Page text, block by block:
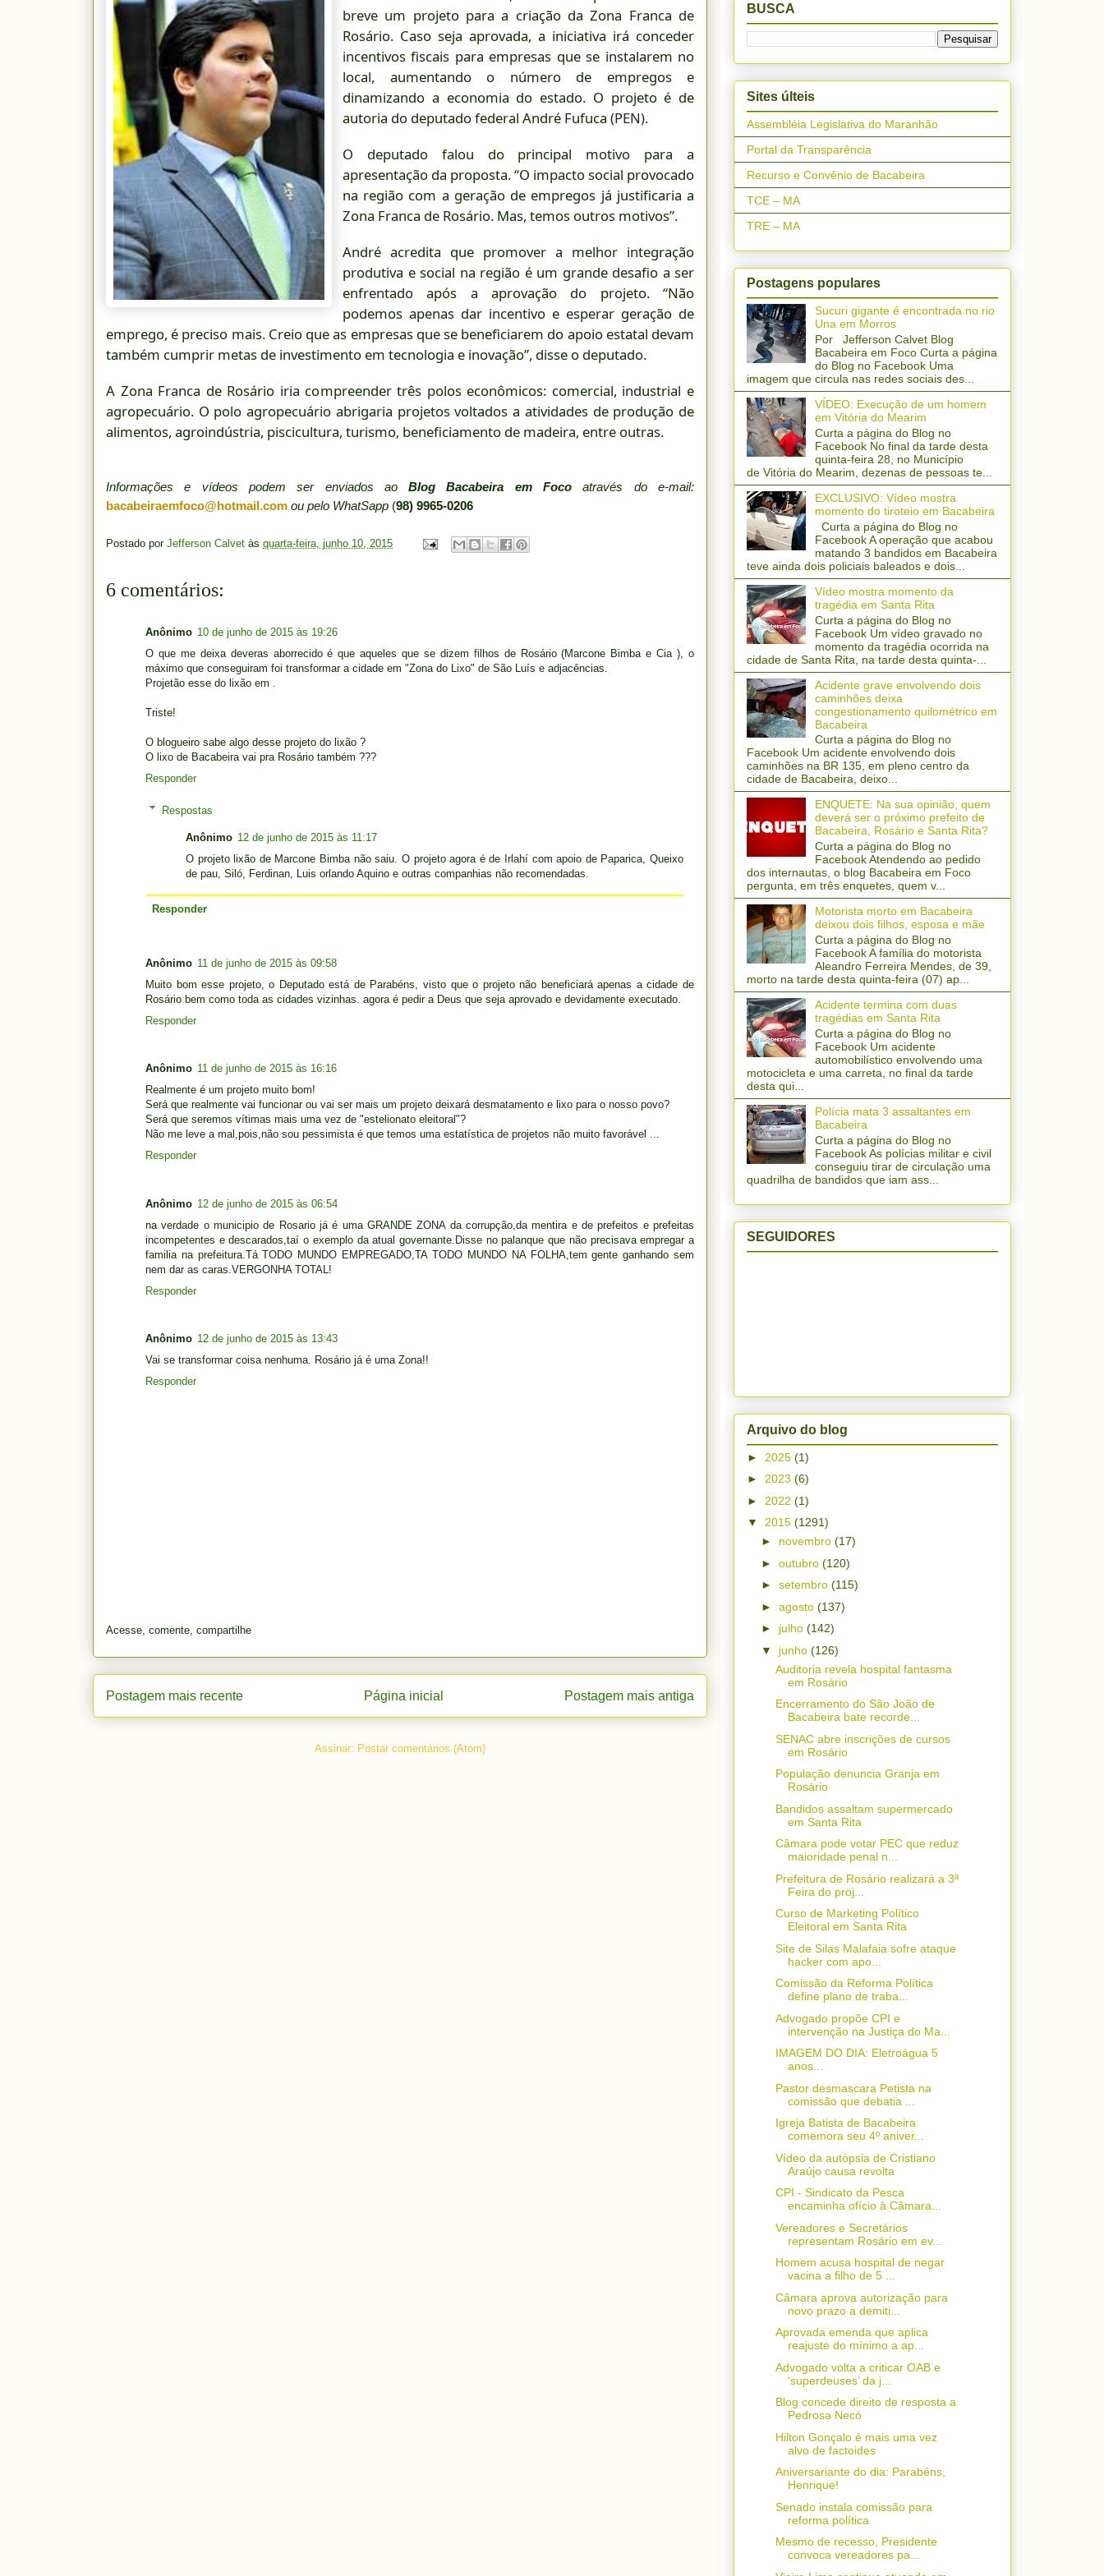
breve um projeto para a criação da Zona Franca de
Rosário. Caso seja aprovada, a iniciativa irá conceder
incentivos fiscais para empresas que se instalarem no
local, aumentando o número de empregos e
dinamizando a economia do estado. O projeto é de
autoria do deputado federal André Fufuca (PEN).
O deputado falou do principal motivo para a
apresentação da proposta. “O impacto social provocado
na região com a geração de empregos já justificaria a
Zona Franca de Rosário. Mas, temos outros motivos”.
André acredita que promover a melhor integração
produtiva e social na região é um grande desafio a ser
enfrentado após a aprovação do projeto. “Não
podemos apenas dar incentivo e esperar geração de
emprego, é preciso mais. Creio que as empresas que se beneficiarem do apoio estatal devam
também cumprir metas de investimento em tecnologia e inovação”, disse o deputado.
A Zona Franca de Rosário iria compreender três polos econômicos: comercial, industrial e
agropecuário. O polo agropecuário abrigaria projetos voltados a atividades de produção de
alimentos, agroindústria, piscicultura, turismo, beneficiamento de madeira, entre outras.
Informações e vídeos podem ser enviados aoBlog Bacabeira em Foco através do e-mail:
bacabeiraemfoco@hotmail.com ou pelo WhatSapp (98) 9965-0206
Postado por Jefferson Calvet às quarta-feira, junho 10, 2015
6 comentários:
Anônimo 10 de junho de 2015 às 19:26
O que me deixa deveras aborrecido é que aqueles que se dizem filhos de Rosário (Marcone Bimba e Cia ), o
máximo que conseguiram foi transformar a cidade em "Zona do Lixo" de São Luís e adjacências.
Projetão esse do lixão em .
Triste!
O blogueiro sabe algo desse projeto do lixão ?
O lixo de Bacabeira vai pra Rosário também ???
Responder
Respostas
Anônimo 12 de junho de 2015 às 11:17
O projeto lixão de Marcone Bimba não saiu. O projeto agora é de Irlahí com apoio de Paparica, Queixo
de pau, Siló, Ferdinan, Luis orlando Aquino e outras companhias não recomendadas.
Responder
Anônimo 11 de junho de 2015 às 09:58
Muito bom esse projeto, o Deputado está de Parabéns, visto que o projeto não beneficiará apenas a cidade de
Rosário bem como toda as cidades vizinhas. agora é pedir a Deus que seja aprovado e devidamente executado.
Responder
Anônimo 11 de junho de 2015 às 16:16
Realmente é um projeto muito bom!
Será que realmente vai funcionar ou vai ser mais um projeto deixará desmatamento e lixo para o nosso povo?
Será que seremos vítimas mais uma vez de "estelionato eleitoral"?
Não me leve a mal,pois,não sou pessimista é que temos uma estatística de projetos não muito favorável ...
Responder
Anônimo 12 de junho de 2015 às 06:54
na verdade o municipio de Rosario já é uma GRANDE ZONA da corrupção,da mentira e de prefeitos e prefeitas
incompetentes e descarados,taí o exemplo da atual governante.Disse no palanque que não precisava empregar a
familia na prefeitura.Tá TODO MUNDO EMPREGADO,TA TODO MUNDO NA FOLHA,tem gente ganhando sem
nem dar as caras.VERGONHA TOTAL!
Responder
Anônimo 12 de junho de 2015 às 13:43
Vai se transformar coisa nenhuma. Rosário já é uma Zona!!
Responder
Acesse, comente, compartilhe
Postagem mais recente Postagem mais antiga
Página inicial
Assinar: Postar comentários (Atom)
BUSCA
Sites últeis
Assembléia Legislativa do Maranhão
Portal da Transparência
Recurso e Convênio de Bacabeira
TCE – MA
TRE – MA
Postagens populares
Sucuri gigante é encontrada no rio
Una em Morros
Por Jefferson Calvet Blog
Bacabeira em Foco Curta a página
do Blog no Facebook Uma
imagem que circula nas redes sociais des...
VÍDEO: Execução de um homem
em Vitória do Mearim
Curta a página do Blog no
Facebook No final da tarde desta
quinta-feira 28, no Município
de Vitória do Mearim, dezenas de pessoas te...
EXCLUSIVO: Vídeo mostra
momento do tiroteio em Bacabeira
Curta a página do Blog no
Facebook A operação que acabou
matando 3 bandidos em Bacabeira
teve ainda dois policiais baleados e dois...
Vídeo mostra momento da
tragédia em Santa Rita
Curta a página do Blog no
Facebook Um vídeo gravado no
momento da tragédia ocorrida na
cidade de Santa Rita, na tarde desta quinta-...
Acidente grave envolvendo dois
caminhões deixa
congestionamento quilométrico em
Bacabeira
Curta a página do Blog no
Facebook Um acidente envolvendo dois
caminhões na BR 135, em pleno centro da
cidade de Bacabeira, deixo...
ENQUETE: Na sua opinião, quem
deverá ser o próximo prefeito de
Bacabeira, Rosário e Santa Rita?
Curta a página do Blog no
Facebook Atendendo ao pedido
dos internautas, o blog Bacabeira em Foco
pergunta, em três enquetes, quem v...
Motorista morto em Bacabeira
deixou dois filhos, esposa e mãe
Curta a página do Blog no
Facebook A família do motorista
Aleandro Ferreira Mendes, de 39,
morto na tarde desta quinta-feira (07) ap...
Acidente termina com duas
tragédias em Santa Rita
Curta a página do Blog no
Facebook Um acidente
automobilístico envolvendo uma
motocicleta e uma carreta, no final da tarde
desta qui...
Polícia mata 3 assaltantes em
Bacabeira
Curta a página do Blog no
Facebook As polícias militar e civil
conseguiu tirar de circulação uma
quadrilha de bandidos que iam ass...
SEGUIDORES
Arquivo do blog
► 2025 (1)
► 2023 (6)
► 2022 (1)
▼ 2015 (1291)
► novembro (17)
► outubro (120)
► setembro (115)
► agosto (137)
► julho (142)
▼ junho (126)
Auditoria revela hospital fantasma
em Rosário
Encerramento do São João de
Bacabeira bate recorde...
SENAC abre inscrições de cursos
em Rosário
População denuncia Granja em
Rosário
Bandidos assaltam supermercado
em Santa Rita
Câmara pode votar PEC que reduz
maioridade penal n...
Prefeitura de Rosário realizará a 3ª
Feira do proj...
Curso de Marketing Político
Eleitoral em Santa Rita
Site de Silas Malafaia sofre ataque
hacker com apo...
Comissão da Reforma Política
define plano de traba...
Advogado propõe CPI e
intervenção na Justiça do Ma...
IMAGEM DO DIA: Eletroágua 5
anos...
Pastor desmascara Petista na
comissão que debatia ...
Igreja Batista de Bacabeira
comemora seu 4º aniver...
Vídeo da autópsia de Cristiano
Araújo causa revolta
CPI - Sindicato da Pesca
encaminha ofício à Câmara...
Vereadores e Secretários
representam Rosário em ev...
Homem acusa hospital de negar
vacina a filho de 5 ...
Câmara aprova autorização para
novo prazo a demiti...
Aprovada emenda que aplica
reajuste do mínimo a ap...
Advogado volta a criticar OAB e
‘superdeuses’ da j...
Blog concede direito de resposta a
Pedrosa Necó
Hilton Gonçalo é mais uma vez
alvo de factoides
Aniversariante do dia: Parabéns,
Henrique!
Senado instala comissão para
reforma política
Mesmo de recesso, Presidente
convoca vereadores pa...